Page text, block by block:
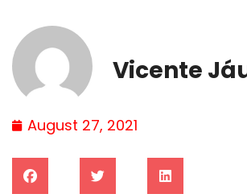
Vicente
August 27, 2021